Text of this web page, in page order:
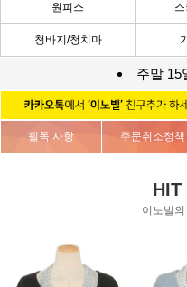
원피스
청바지/청치마
주말 15
필독 사항 주문취소정책
HIT
이노빌